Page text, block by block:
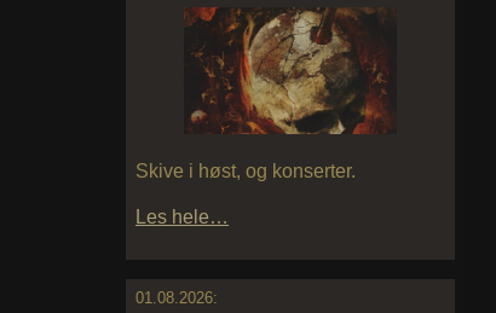
Skive i høst, og konserter.
Les hele…
01.08.2026: